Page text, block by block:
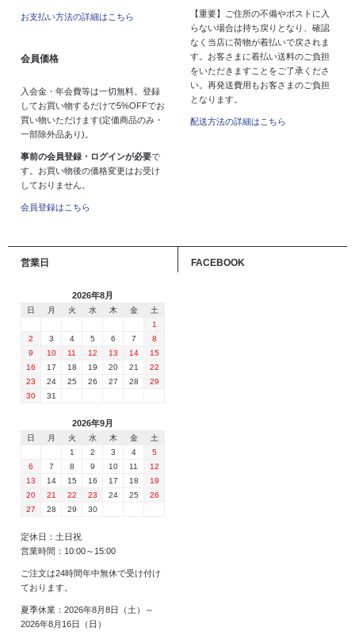
お支払い方法の詳細はこちら
会員価格
入会金・年会費等は一切無料。登録
してお買い物するだけで5%OFFでお
買い物いただけます(定価商品のみ・
一部除外品あり)。
事前の会員登録・ログインが必要で
す。お買い物後の価格変更はお受け
しておりません。
会員登録はこちら
【重要】ご住所の不備やポストに入
らない場合は持ち戻りとなり、確認
なく当店に荷物が着払いで戻されま
す。お客さまに着払い送料のご負担
をいただきますことをご了承くださ
い。再発送費用もお客さまのご負担
となります。
配送方法の詳細はこちら
営業日
2026年8月
日 月 火 水 木 金
土
1
2
3 4 5 6 7
8
9
10 11 12 13 14
15
16
17 18 19 20 21
22
23
24 25 26 27 28
29
30
31
2026年9月
日 月 火 水 木 金
土
1
2 3 4
5
6
7 8 9 10 11
12
13
14 15 16 17 18
19
20
21 22 23 24 25
26
27
28 29 30
定休日：土日祝
営業時間：10:00～15:00
ご注文は24時間年中無休で受け付け
ております。
夏季休業：2026年8月8日（土）～
2026年8月16日（日）
FACEBOOK